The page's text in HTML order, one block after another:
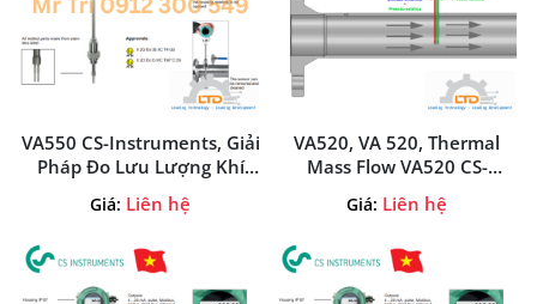
VA550 CS-Instruments, Giải
Pháp Đo Lưu Lượng Khí
Gas CNG-LPG-LNG Dạng
Cắm Insertion CS-
Giá: Liên hệ
VA520, VA 520, Thermal
Mass Flow VA520 CS-
Flow Meter Insertion
Chuẩn EX CS-Instruments
Giá: Liên hệ